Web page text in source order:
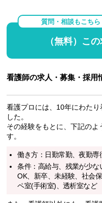
質問・相談もこちら
（無料）こ
看護師の求人・募集・採用
看護プロには、10年にわた
した。
その経験をもとに、下記のよ
す。
働き方：日勤常勤、夜勤
条件：高給与、残業が少
OK、新卒、未経験、社会
ペ室(手術室)、透析室など